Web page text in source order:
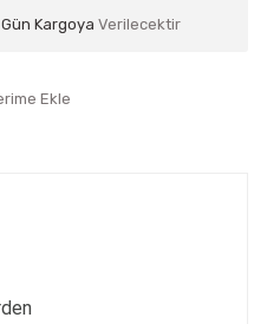
Gün Kargoya Verilecektir